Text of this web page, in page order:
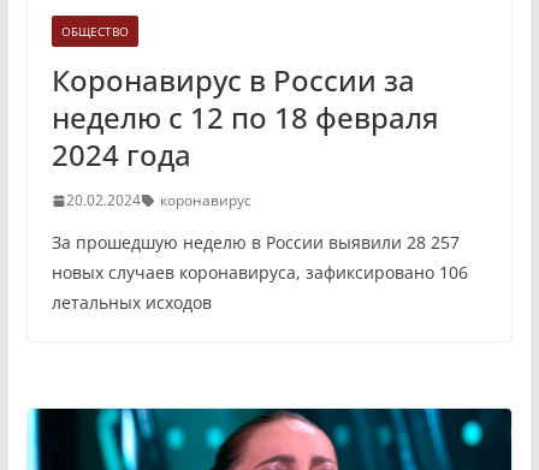
ОБЩЕСТВО
Коронавирус в России за
неделю с 12 по 18 февраля
2024 года
20.02.2024 коронавирус
За прошедшую неделю в России выявили 28 257
новых случаев коронавируса, зафиксировано 106
летальных исходов